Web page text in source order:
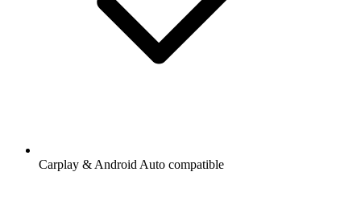
Carplay & Android Auto compatible